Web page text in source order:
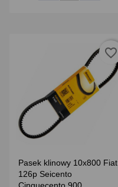
Pasek klinowy 10x800 Fiat
126p Seicento
favorite_border